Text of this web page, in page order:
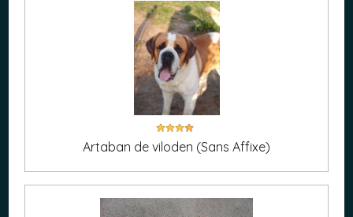
Artaban de viloden (Sans Affixe)